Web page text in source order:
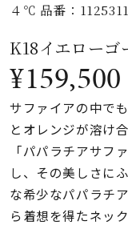
ファッションテイス
ト
着用シーン
コレクション
４℃ 品番：
K18イエローゴ
¥159,500
サファイアの中で
とオレンジが溶け
「パパラチアサフ
し、その美しさに
な希少なパパラチ
ら着想を得たネッ